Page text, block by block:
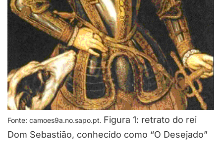
Fonte: camoes9a.no.sapo.pt. Figura 1: retrato do rei
Dom Sebastião, conhecido como “O Desejado”